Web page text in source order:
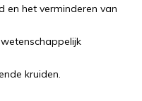
en het verminderen van
kruiden.